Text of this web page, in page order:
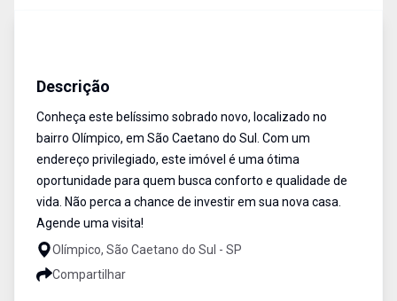
Descrição
Conheça este belíssimo sobrado novo, localizado no
bairro Olímpico, em São Caetano do Sul. Com um
endereço privilegiado, este imóvel é uma ótima
oportunidade para quem busca conforto e qualidade de
vida. Não perca a chance de investir em sua nova casa.
Agende uma visita!
Olímpico, São Caetano do Sul - SP
Compartilhar